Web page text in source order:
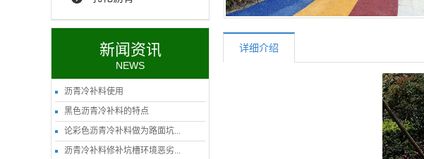
新闻资讯
NEWS
沥青冷补料使用
黑色沥青冷补料的特点
论彩色沥青冷补料做为路面坑...
沥青冷补料修补坑槽环境恶劣...
详细介绍